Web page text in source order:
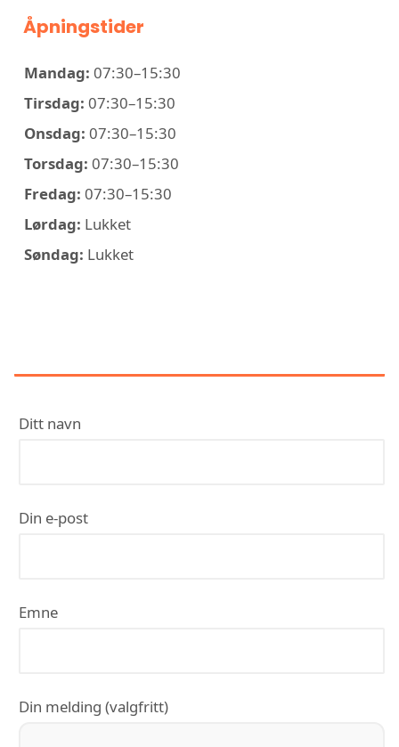
Åpningstider
Mandag: 07:30–15:30
Tirsdag: 07:30–15:30
Onsdag: 07:30–15:30
Torsdag: 07:30–15:30
Fredag: 07:30–15:30
Lørdag: Lukket
Søndag: Lukket
Ditt navn
Din e-post
Emne
Din melding (valgfritt)